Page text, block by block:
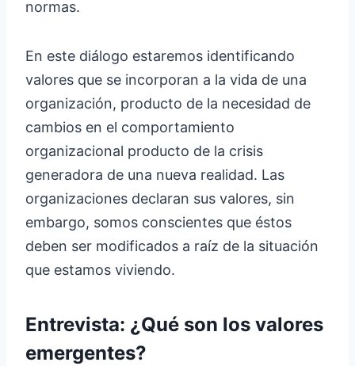
normas.
En este diálogo estaremos identificando
valores que se incorporan a la vida de una
organización, producto de la necesidad de
cambios en el comportamiento
organizacional producto de la crisis
generadora de una nueva realidad. Las
organizaciones declaran sus valores, sin
embargo, somos conscientes que éstos
deben ser modificados a raíz de la situación
que estamos viviendo.
Entrevista: ¿Qué son los valores
emergentes?